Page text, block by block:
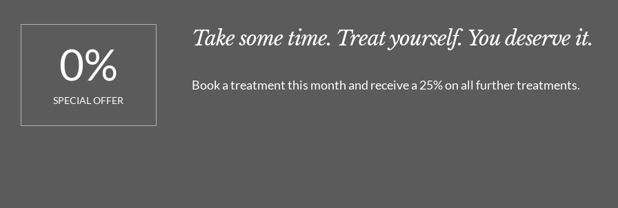
0%
SPECIAL OFFER
Take some time. Treat yourself. You deserve it.
Book a treatment this month and receive a 25% on all further treatments.